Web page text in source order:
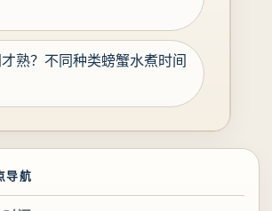
熟？不同种类螃蟹水煮时间
导航